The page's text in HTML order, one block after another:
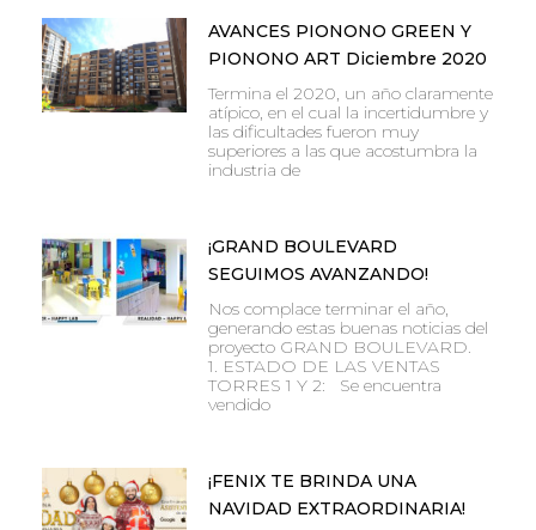
AVANCES PIONONO GREEN Y
PIONONO ART Diciembre 2020
Termina el 2020, un año claramente
atípico, en el cual la incertidumbre y
las dificultades fueron muy
superiores a las que acostumbra la
industria de
¡GRAND BOULEVARD
SEGUIMOS AVANZANDO!
Nos complace terminar el año,
generando estas buenas noticias del
proyecto GRAND BOULEVARD.
1. ESTADO DE LAS VENTAS
TORRES 1 Y 2: Se encuentra
vendido
¡FENIX TE BRINDA UNA
NAVIDAD EXTRAORDINARIA!